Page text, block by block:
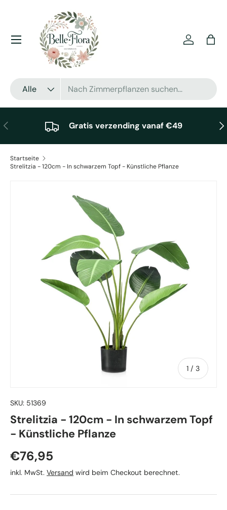
Direkt zum Inhalt
Suchen
Art
Alle
Einloggen
Menü
Vorherige Gratis verzending vanaf €49
Startseite
Strelitzia - 120cm - In schwarzem Topf - Künstliche Pflanze
Zu Produktinformationen springen
1 / von
3
SKU: 51369
Strelitzia - 120cm - In schwarzem Topf
- Künstliche Pflanze
Normaler Preis
€76,95
inkl. MwSt. Versand wird beim Checkout berechnet.